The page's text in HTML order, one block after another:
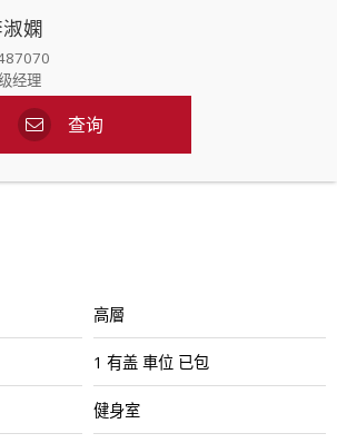
嫻
经理
查询
高層
1 有盖 車位 已包
健身室